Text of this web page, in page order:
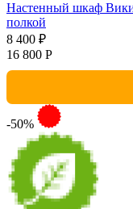
Настенный шкаф
полкой
8 400 ₽
16 800 Р
-50%